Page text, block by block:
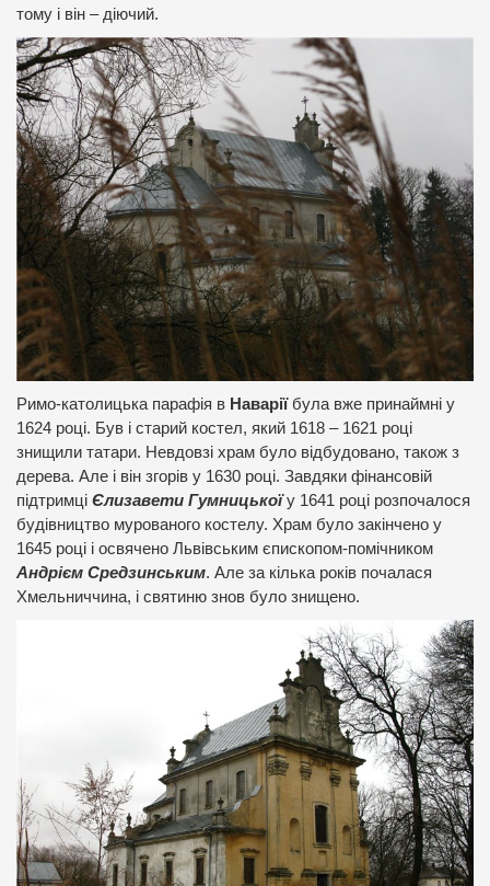
тому і він – діючий.
Римо-католицька парафія в Наварії була вже принаймні у
1624 році. Був і старий костел, який 1618 – 1621 році
знищили татари. Невдовзі храм було відбудовано, також з
дерева. Але і він згорів у 1630 році. Завдяки фінансовій
підтримці Єлизавети Гумницькоїу 1641 році розпочалося
будівництво мурованого костелу. Храм було закінчено у
1645 році і освячено Львівським єпископом-помічником
Андрієм Средзинським. Але за кілька років почалася
Хмельниччина, і святиню знов було знищено.